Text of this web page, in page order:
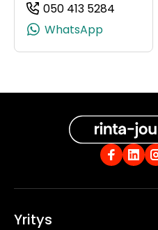
050 413 5284
WhatsApp
Yritys